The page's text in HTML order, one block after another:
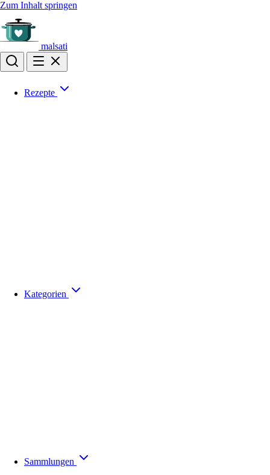
Zum Inhalt springen
malsati
Rezepte
Kategorien
Sammlungen